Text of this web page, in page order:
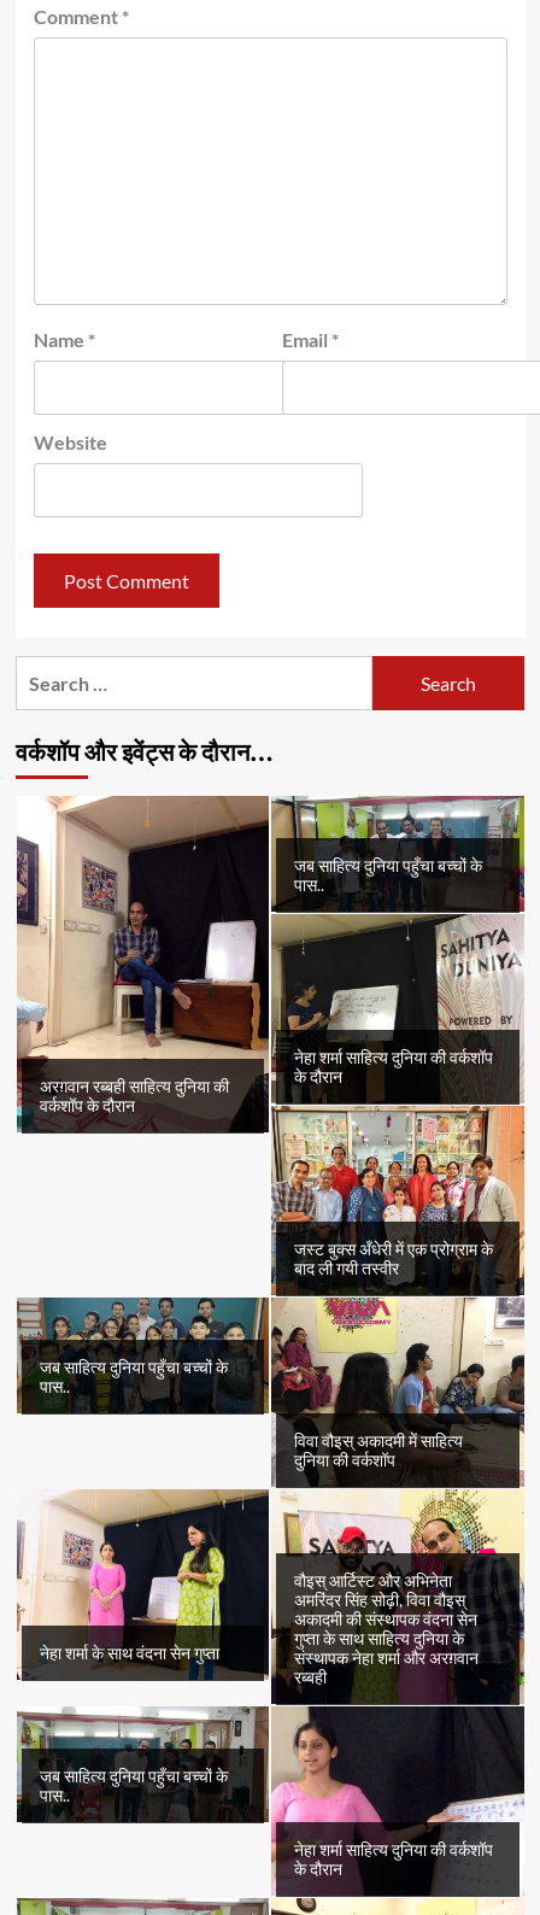
Comment *
Name * Email *
Website
वर्कशॉप और इवेंट्स के दौरान…
अरग़वान रब्बही साहित्य दुनिया की
वर्कशॉप के दौरान
जब साहित्य दुनिया पहुँचा बच्चों के
पास..
नेहा शर्मा साहित्य दुनिया की वर्कशॉप
के दौरान
जस्ट बुक्स अँधेरी में एक प्रोग्राम के
बाद ली गयी तस्वीर
जब साहित्य दुनिया पहुँचा बच्चों के
पास..
विवा वौइस् अकादमी में साहित्य
दुनिया की वर्कशॉप
नेहा शर्मा के साथ वंदना सेन गुप्ता
वौइस् आर्टिस्ट और अभिनेता
अमरिंदर सिंह सोढ़ी, विवा वौइस्
अकादमी की संस्थापक वंदना सेन
गुप्ता के साथ साहित्य दुनिया के
संस्थापक नेहा शर्मा और अरग़वान
रब्बही
जब साहित्य दुनिया पहुँचा बच्चों के
पास..
नेहा शर्मा साहित्य दुनिया की वर्कशॉप
के दौरान